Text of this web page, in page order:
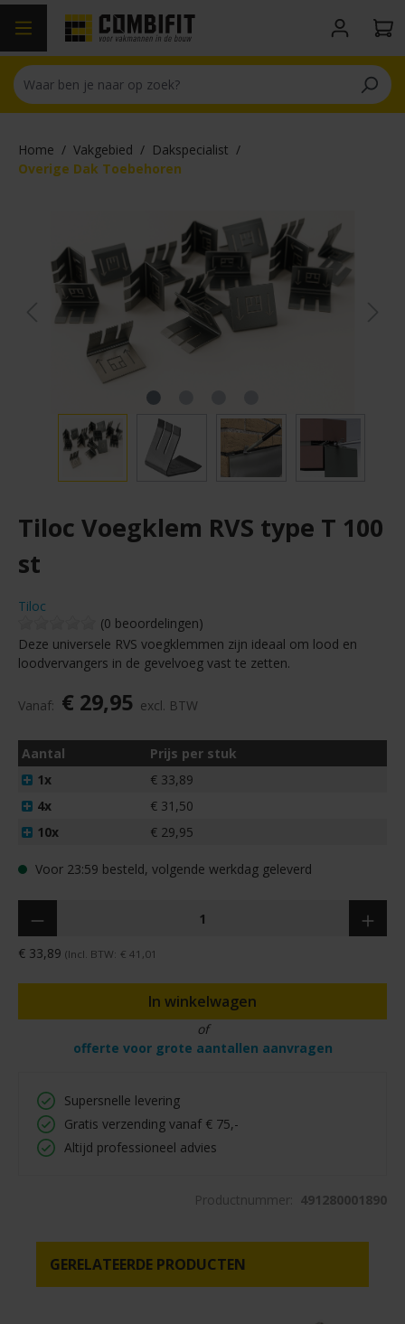
Home / Vakgebied / Dakspecialist /
Overige Dak Toebehoren
Tiloc Voegklem RVS type T 100
st
Tiloc
(0 beoordelingen)
Deze universele RVS voegklemmen zijn ideaal om lood en
loodvervangers in de gevelvoeg vast te zetten.
Vanaf: € 29,95 excl. BTW
Aantal
Prijs per stuk
1x
€ 33,89
4x
€ 31,50
10x
€ 29,95
Voor 23:59 besteld, volgende werkdag geleverd
€ 33,89 (Incl. BTW: € 41,01
In winkelwagen
of
offerte voor grote aantallen aanvragen
Supersnelle levering
Gratis verzending vanaf € 75,-
Altijd professioneel advies
Productnummer: 491280001890
GERELATEERDE PRODUCTEN